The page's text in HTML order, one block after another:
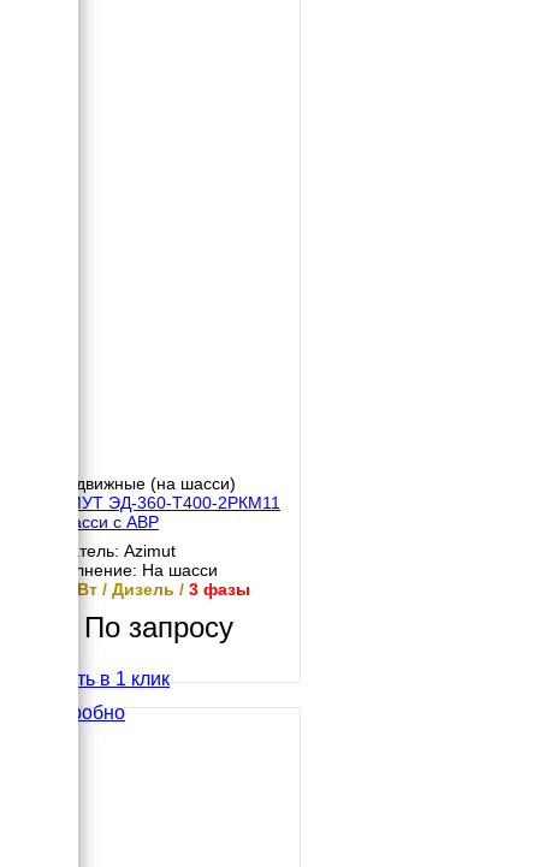
Передвижные (на шасси)
АЗИМУТ ЭД-360-Т400-2РКМ11
на шасси с АВР
Двигатель: Azimut
Исполнение: На шасси
360 кВт / Дизель / 3 фазы
По запросу
Купить в 1 клик
Подробно